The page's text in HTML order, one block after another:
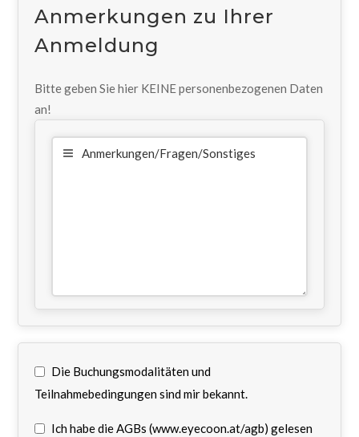
Anmerkungen zu Ihrer
Anmeldung
Bitte geben Sie hier KEINE personenbezogenen Daten
an!
Anmerkungen/Fragen/Sonstiges
Die Buchungsmodalitäten und
Teilnahmebedingungen sind mir bekannt.
Ich habe die AGBs (www.eyecoon.at/agb) gelesen